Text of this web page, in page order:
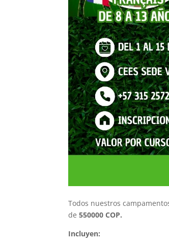
Todos nuestros
de 550000 COP.
Incluyen: